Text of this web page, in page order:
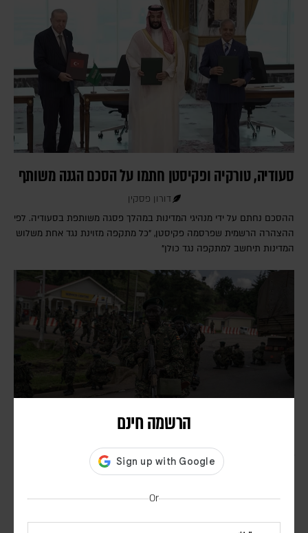
הרשמה חינם
Or
סעודיה, טורקיה ופקיסטן חתמו על הסכם הגנה משותף
דורון פסקין
ההסכם נחתם על ידי מנהיגי המדינות במהלך פסגה משותפת בסעודיה. לפי
ההצהרה הרשמית שפרסמה פקיסטן, "כל מתקפה מזוינת נגד אחת משלוש
המדינות תיחשב למתקפה נגד כולן"
בעקבות בקשתו של טראמפ – הפרלמנט באוגנדה אישר
שליחת חיילים לרצועת עזה במסגרת כוח הייצוב